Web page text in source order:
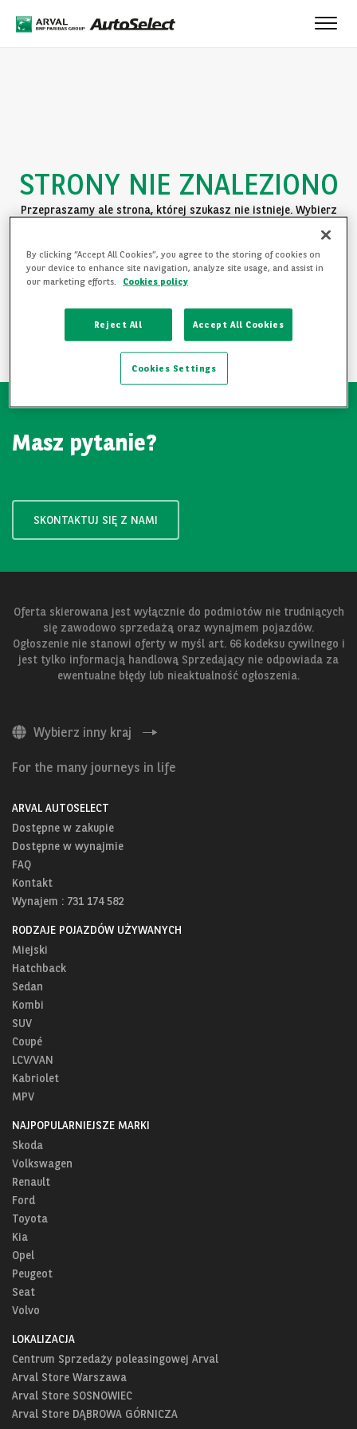
Toggle
STRONY NIE ZNALEZIONO
Przepraszamy ale strona, której szukasz nie istnieje. Wybierz
POWRÓT DO STRONY GŁÓWNEJ
ZAPOZNAJ SIĘ Z OFERTĄ
Masz pytanie?
SKONTAKTUJ SIĘ Z NAMI
Oferta skierowana jest wyłącznie do podmiotów nie trudniących
się zawodowo sprzedażą oraz wynajmem pojazdów.
Ogłoszenie nie stanowi oferty w myśl art. 66 kodeksu cywilnego i
jest tylko informacją handlową Sprzedający nie odpowiada za
ewentualne błędy lub nieaktualność ogłoszenia.
Wybierz inny kraj
For the many journeys in life
ARVAL AUTOSELECT
Dostępne w zakupie
Dostępne w wynajmie
FAQ
Kontakt
Wynajem : 731 174 582
RODZAJE POJAZDÓW UŻYWANYCH
Miejski
Hatchback
Sedan
Kombi
SUV
Coupé
LCV/VAN
Kabriolet
MPV
NAJPOPULARNIEJSZE MARKI
Skoda
Volkswagen
Renault
Ford
Toyota
Kia
Opel
Peugeot
Seat
Volvo
LOKALIZACJA
Centrum Sprzedaży poleasingowej Arval
Arval Store Warszawa
Arval Store SOSNOWIEC
Arval Store DĄBROWA GÓRNICZA
By clicking “Accept All Cookies”, you agree to the storing of cookies on
your device to enhance site navigation, analyze site usage, and assist in
our marketing efforts.
Cookies policy
Reject All Accept All Cookies
Cookies Settings